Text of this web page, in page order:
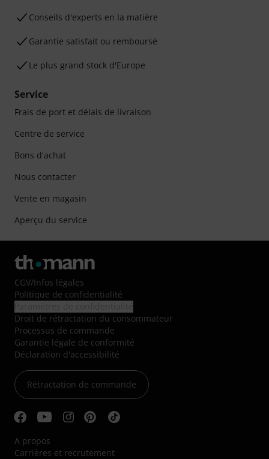
Conseils d'experts en la matière
Garantie satisfait ou remboursé
Le plus grand stock d'Europe
Service
Frais de port et délais de livraison
Centre de service
Bons d'achat
Nous contacter
Vente en magasin
Aperçu du service
CGV/Infos légales
Politique de confidentialité
Droit de rétractation du consommateur
Processus de commande
Garantie légale de conformité
Déclaration d'accessibilité
Rétractation de commande
A propos
Carrières et recrutement